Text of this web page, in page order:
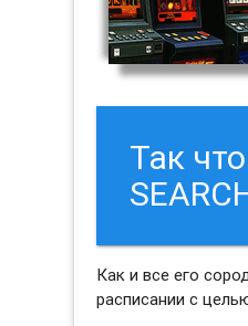
Так
Как и все его
расписании с